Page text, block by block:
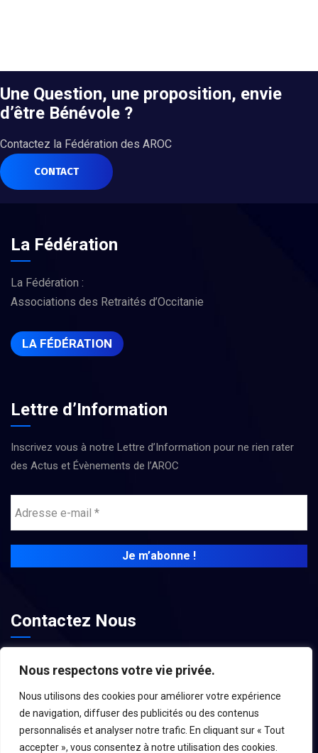
Nous respectons votre vie privée.
Nous utilisons des cookies pour améliorer votre expérience
de navigation, diffuser des publicités ou des contenus
personnalisés et analyser notre trafic. En cliquant sur « Tout
accepter », vous consentez à notre utilisation des cookies.
Une Question, une proposition, envie
d’être Bénévole ?
Contactez la Fédération des AROC
CONTACT
La Fédération
La Fédération :
Associations des Retraités d’Occitanie
LA FÉDÉRATION
Lettre d’Information
Inscrivez vous à notre Lettre d’Information pour ne rien rater
des Actus et Évènements de l’AROC
Contactez Nous
contact@associations-aroc.fr